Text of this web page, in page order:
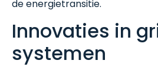
de energietransitie.
Innovaties in
systemen